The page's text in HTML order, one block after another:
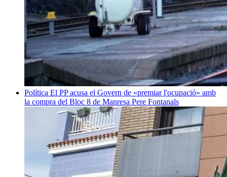
Política El PP acusa el Govern de «premiar l'ocupació» amb
la compra del Bloc 8 de Manresa Pere Fontanals